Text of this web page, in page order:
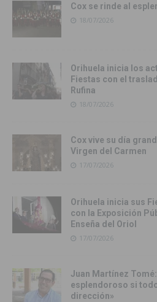
Cox se rinde al
18/07/2026
Orihuela inicia los
Fiestas con el
Rufina
18/07/2026
Cox vive su día
Virgen del Carmen
17/07/2026
Orihuela inicia sus
con la Exposición
Enseña del Oriol
17/07/2026
Juan Martínez
esplendoroso si
dirección»